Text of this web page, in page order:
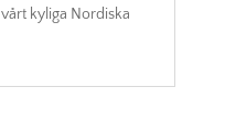
kyliga Nordiska